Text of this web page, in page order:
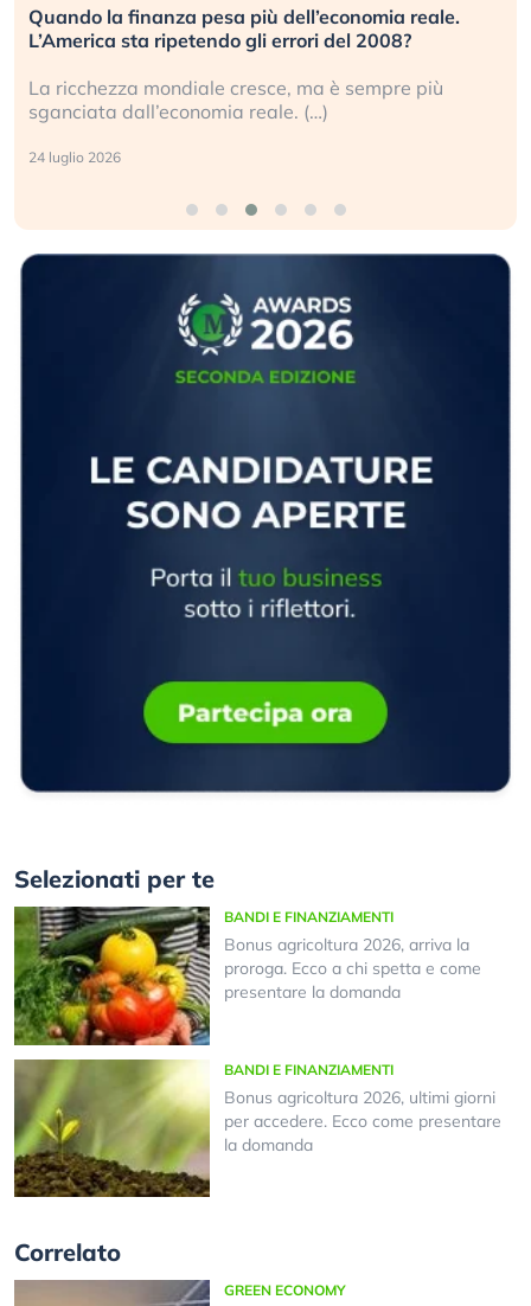
Quando la finanza pesa più dell’economia reale.
L’America sta ripetendo gli errori del 2008?
La ricchezza mondiale cresce, ma è sempre più
sganciata dall’economia reale. (…)
24 luglio 2026
Selezionati per te
BANDI E FINANZIAMENTI
Bonus agricoltura 2026, arriva la
proroga. Ecco a chi spetta e come
presentare la domanda
BANDI E FINANZIAMENTI
Bonus agricoltura 2026, ultimi giorni
per accedere. Ecco come presentare
la domanda
Correlato
GREEN ECONOMY